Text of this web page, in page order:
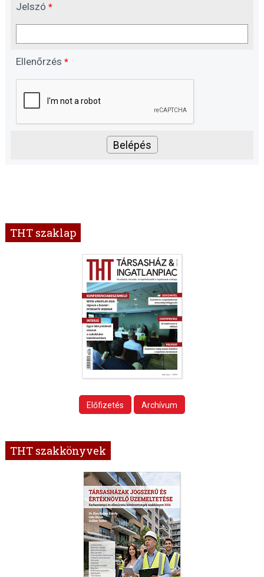
Jelszó *
Ellenőrzés *
THT szaklap
Előfizetés Archívum
THT szakkönyvek